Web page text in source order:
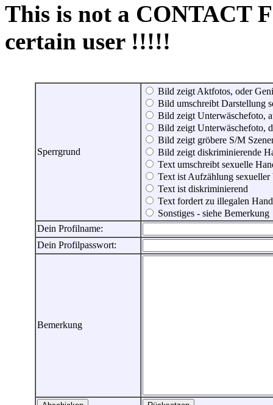
This is not a CONTACT
certain user !!!!!
Sperrgrund
Bild zeigt Aktfotos, oder
Bild umschreibt Darstellung
Bild zeigt Unterwäschefoto,
Bild zeigt Unterwäschefoto,
Bild zeigt gröbere S/M
Bild zeigt diskriminierende
Text umschreibt sexuelle
Text ist Aufzählung sexueller
Text ist diskriminierend
Text fordert zu illegalen
Sonstiges - siehe Bemerkung
Dein Profilname:
Dein Profilpasswort:
Bemerkung